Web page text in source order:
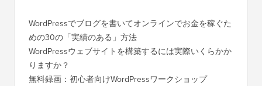
WordPressでブログを書いてオンラインでお金を稼ぐた
めの30の「実績のある」方法
WordPressウェブサイトを構築するには実際いくらかか
りますか？
無料録画：初心者向けWordPressワークショップ